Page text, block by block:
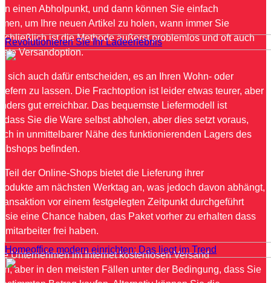
Revolutionieren Sie Ihr Ladeerlebnis
Homeoffice modern einrichten: Das liegt im Trend
einen Abholpunkt, und dann können Sie einfach
um Ihre neuen Artikel zu holen, wann immer Sie
ist die Methode äußerst problemlos und oft auch
Versandoption.
sich auch dafür entscheiden, es an Ihren Wohn- oder
zu lassen. Die Frachtoption ist leider etwas teurer, aber
gut erreichbar. Das bequemste Liefermodell ist
dass Sie die Ware selbst abholen, aber dies setzt voraus,
in unmittelbarer Nähe des funktionierenden Lagers des
befinden.
Teil der Online-Shops bietet die Lieferung ihrer
am nächsten Werktag an, was jedoch davon abhängt,
vor einem festgelegten Zeitpunkt durchgeführt
sie eine Chance haben, das Paket vorher zu erhalten dass
frei haben.
Unternehmen im Internet kostenlosen Versand
aber in den meisten Fällen unter der Bedingung, dass Sie